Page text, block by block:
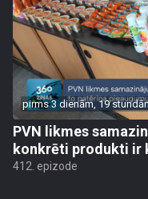
pirms 3 dienām, 19
PVN likmes
konkrēti produkti ir
412. epizode